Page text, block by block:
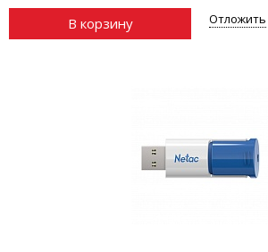
В корзину
Отложить